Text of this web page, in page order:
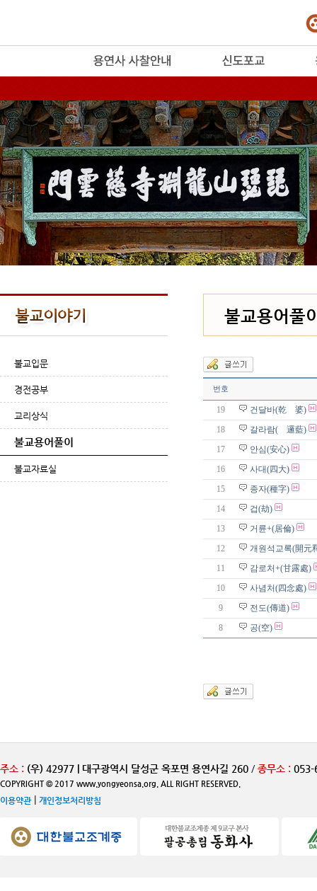
불교입문
경전공부
교리상식
불교용어풀이
불교자료실
불교용어풀
번호
19
건달바(乾 婆)
18
갈라람( 邏藍)
17
안심(安心)
16
사대(四大)
15
종자(種字)
14
겁(劫)
13
거륜+(居倫)
12
개원석교록(開元
11
감로처+(甘露處)
10
사념처(四念處)
9
전도(傳道)
8
공(空)
주소 : (우) 42977 | 대구광역시 달성군 옥포면 용연사길 260 / 종무소 : 053-
COPYRIGHT © 2017 www.yongyeonsa.org. ALL RIGHT RESERVED.
이용약관| 개인정보처리방침